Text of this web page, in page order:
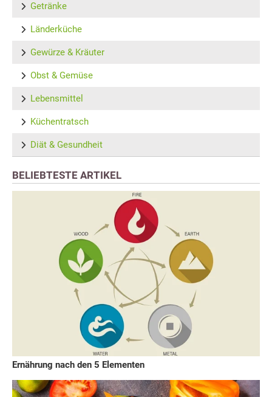
Getränke
Länderküche
Gewürze & Kräuter
Obst & Gemüse
Lebensmittel
Küchentratsch
Diät & Gesundheit
BELIEBTESTE ARTIKEL
Ernährung nach den 5 Elementen